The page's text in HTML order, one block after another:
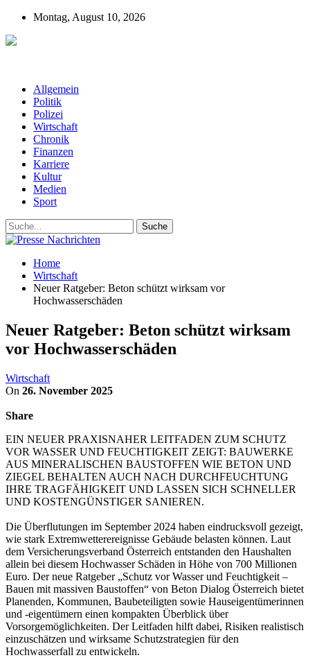
Montag, August 10, 2026
Allgemein
Politik
Polizei
Wirtschaft
Chronik
Finanzen
Karriere
Kultur
Medien
Sport
Home
Wirtschaft
Neuer Ratgeber: Beton schützt wirksam vor
Hochwasserschäden
Neuer Ratgeber: Beton schützt wirksam
vor Hochwasserschäden
Wirtschaft
On 26. November 2025
Share
EIN NEUER PRAXISNAHER LEITFADEN ZUM SCHUTZ
VOR WASSER UND FEUCHTIGKEIT ZEIGT: BAUWERKE
AUS MINERALISCHEN BAUSTOFFEN WIE BETON UND
ZIEGEL BEHALTEN AUCH NACH DURCHFEUCHTUNG
IHRE TRAGFÄHIGKEIT UND LASSEN SICH SCHNELLER
UND KOSTENGÜNSTIGER SANIEREN.
Die Überflutungen im September 2024 haben eindrucksvoll gezeigt,
wie stark Extremwetterereignisse Gebäude belasten können. Laut
dem Versicherungsverband Österreich entstanden den Haushalten
allein bei diesem Hochwasser Schäden in Höhe von 700 Millionen
Euro. Der neue Ratgeber „Schutz vor Wasser und Feuchtigkeit –
Bauen mit massiven Baustoffen“ von Beton Dialog Österreich bietet
Planenden, Kommunen, Baubeteiligten sowie Hauseigentümerinnen
und -eigentümern einen kompakten Überblick über
Vorsorgemöglichkeiten. Der Leitfaden hilft dabei, Risiken realistisch
einzuschätzen und wirksame Schutzstrategien für den
Hochwasserfall zu entwickeln.